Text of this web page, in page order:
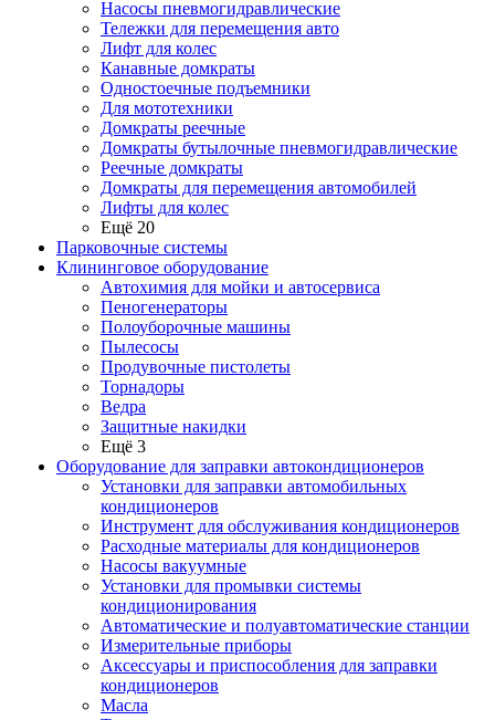
Насосы пневмогидравлические
Тележки для перемещения авто
Лифт для колес
Канавные домкраты
Одностоечные подъемники
Для мототехники
Домкраты реечные
Домкраты бутылочные пневмогидравлические
Реечные домкраты
Домкраты для перемещения автомобилей
Лифты для колес
Ещё 20
Парковочные системы
Клининговое оборудование
Автохимия для мойки и автосервиса
Пеногенераторы
Полоуборочные машины
Пылесосы
Продувочные пистолеты
Торнадоры
Ведра
Защитные накидки
Ещё 3
Оборудование для заправки автокондиционеров
Установки для заправки автомобильных
кондиционеров
Инструмент для обслуживания кондиционеров
Расходные материалы для кондиционеров
Насосы вакуумные
Установки для промывки системы
кондиционирования
Автоматические и полуавтоматические станции
Измерительные приборы
Аксессуары и приспособления для заправки
кондиционеров
Масла